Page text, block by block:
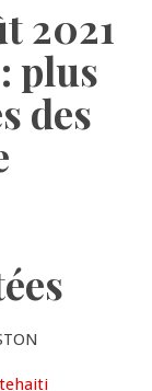
2021
plus
des